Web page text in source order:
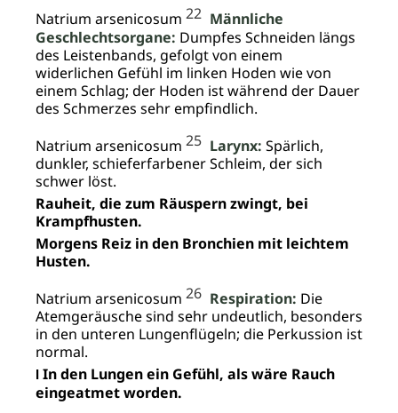
Natrium arsenicosum 22 Männliche
Geschlechtsorgane: Dumpfes Schneiden längs
des Leistenbands, gefolgt von einem
widerlichen Gefühl im linken Hoden wie von
einem Schlag; der Hoden ist während der Dauer
des Schmerzes sehr empfindlich.
Natrium arsenicosum 25 Larynx: Spärlich,
dunkler, schieferfarbener Schleim, der sich
schwer löst.
Rauheit, die zum Räuspern zwingt, bei
Krampfhusten.
Morgens Reiz in den Bronchien mit leichtem
Husten.
Natrium arsenicosum 26 Respiration: Die
Atemgeräusche sind sehr undeutlich, besonders
in den unteren Lungenflügeln; die Perkussion ist
normal.
In den Lungen ein Gefühl, als wäre Rauch
eingeatmet worden.